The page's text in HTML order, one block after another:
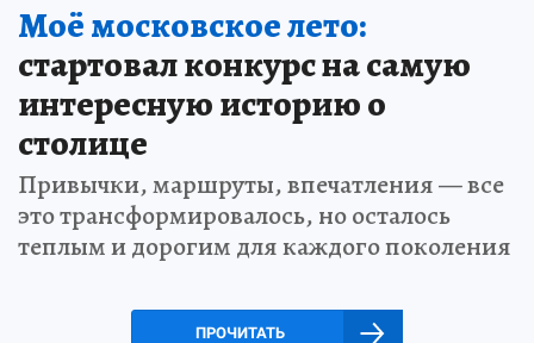
Моё московское лето:
стартовал конкурс на самую
интересную историю о
столице
Привычки, маршруты, впечатления — все
это трансформировалось, но осталось
теплым и дорогим для каждого поколения
ПРОЧИТАТЬ